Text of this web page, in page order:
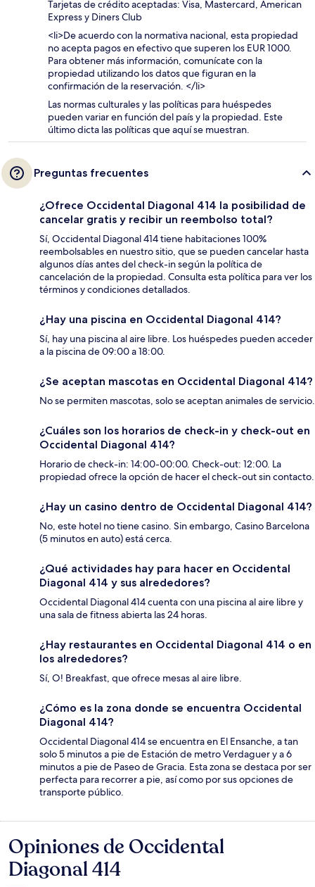
Tarjetas de crédito aceptadas: Visa, Mastercard, American
Express y Diners Club
<li>De acuerdo con la normativa nacional, esta propiedad
no acepta pagos en efectivo que superen los EUR 1000.
Para obtener más información, comunícate con la
propiedad utilizando los datos que figuran en la
confirmación de la reservación. </li>
Las normas culturales y las políticas para huéspedes
pueden variar en función del país y la propiedad. Este
último dicta las políticas que aquí se muestran.
Preguntas frecuentes
¿Ofrece Occidental Diagonal 414 la posibilidad de
cancelar gratis y recibir un reembolso total?
Sí, Occidental Diagonal 414 tiene habitaciones 100%
reembolsables en nuestro sitio, que se pueden cancelar hasta
algunos días antes del check-in según la política de
cancelación de la propiedad. Consulta esta política para ver los
términos y condiciones detallados.
¿Hay una piscina en Occidental Diagonal 414?
Sí, hay una piscina al aire libre. Los huéspedes pueden acceder
a la piscina de 09:00 a 18:00.
¿Se aceptan mascotas en Occidental Diagonal 414?
No se permiten mascotas, solo se aceptan animales de servicio.
¿Cuáles son los horarios de check-in y check-out en
Occidental Diagonal 414?
Horario de check-in: 14:00-00:00. Check-out: 12:00. La
propiedad ofrece la opción de hacer el check-out sin contacto.
¿Hay un casino dentro de Occidental Diagonal 414?
No, este hotel no tiene casino. Sin embargo, Casino Barcelona
(5 minutos en auto) está cerca.
¿Qué actividades hay para hacer en Occidental
Diagonal 414 y sus alrededores?
Occidental Diagonal 414 cuenta con una piscina al aire libre y
una sala de fitness abierta las 24 horas.
¿Hay restaurantes en Occidental Diagonal 414 o en
los alrededores?
Sí, O! Breakfast, que ofrece mesas al aire libre.
¿Cómo es la zona donde se encuentra Occidental
Diagonal 414?
Occidental Diagonal 414 se encuentra en El Ensanche, a tan
solo 5 minutos a pie de Estación de metro Verdaguer y a 6
minutos a pie de Paseo de Gracia. Esta zona se destaca por ser
perfecta para recorrer a pie, así como por sus opciones de
transporte público.
Opiniones
Opiniones de Occidental
Diagonal 414